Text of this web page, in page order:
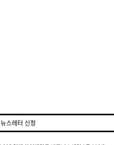
뉴스레터 신청